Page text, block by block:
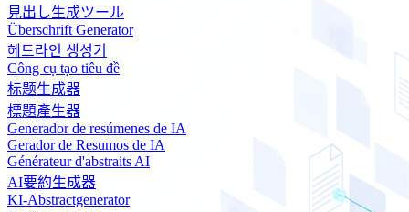
見出し生成ツール
Überschrift Generator
헤드라인 생성기
Công cụ tạo tiêu đề
标题生成器
標題產生器
Generador de resúmenes de IA
Gerador de Resumos de IA
Générateur d'abstraits AI
AI要約生成器
KI-Abstractgenerator